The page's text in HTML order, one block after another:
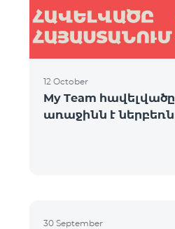
12 October
My Team
առաջինն է
30 September